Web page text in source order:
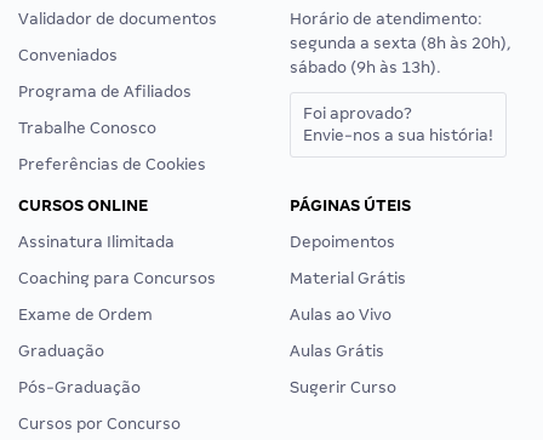
Validador de documentos
Conveniados
Programa de Afiliados
Trabalhe Conosco
Preferências de Cookies
Horário de atendimento:
segunda a sexta (8h às 20h),
sábado (9h às 13h).
Foi aprovado?
Envie-nos a sua história!
CURSOS ONLINE
Assinatura Ilimitada
Coaching para Concursos
Exame de Ordem
Graduação
Pós-Graduação
Cursos por Concurso
PÁGINAS ÚTEIS
Depoimentos
Material Grátis
Aulas ao Vivo
Aulas Grátis
Sugerir Curso